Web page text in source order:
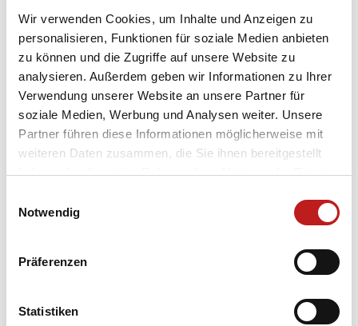
Wir verwenden Cookies, um Inhalte und Anzeigen zu
personalisieren, Funktionen für soziale Medien anbieten
zu können und die Zugriffe auf unsere Website zu
analysieren. Außerdem geben wir Informationen zu Ihrer
Verwendung unserer Website an unsere Partner für
soziale Medien, Werbung und Analysen weiter. Unsere
Partner führen diese Informationen möglicherweise mit
weiteren Daten zusammen, die Sie ihnen bereitgestellt
haben oder die sie im Rahmen Ihrer Nutzung der Dienste
Datenschutz
Notwendig
Präferenzen
Statistiken
die Besucher einen interessanten Einblick hinter die
Kulissen – bei einer Führung durch die Produktion.
Bei der abschließenden Gesprächsrunde mit
Ansprechpartnern aus den verschiedenen
Unternehmensbereichen – von der Fertigung über
Personal bis zum Vertrieb – konnten die Teilnehmer
Fragen stellen und noch mehr über TMP und die
vielfältigen Karrierechancen bei uns erfahren. Das
Interesse der Teilnehmer an unserem Unternehmen
vielversprechende Kontakte knüpfen.
2022 – ein rundum gelungenes und geeignetes
Fachkräfte für TMP zu gewinnen.